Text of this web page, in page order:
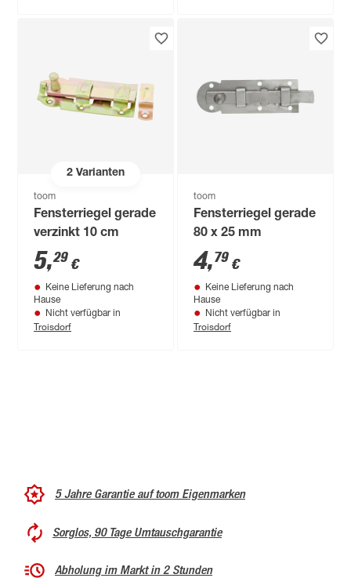
2Varianten
toom
Fensterriegel gerade
verzinkt 10 cm
5,29 €
Keine Lieferung nach
Hause
Nicht verfügbar in
Troisdorf
toom
Fensterriegel gerade
80 x 25 mm
4,79 €
Keine Lieferung nach
Hause
Nicht verfügbar in
Troisdorf
5 Jahre Garantie auf toom Eigenmarken
Sorglos, 90 Tage Umtauschgarantie
Abholung im Markt in 2 Stunden